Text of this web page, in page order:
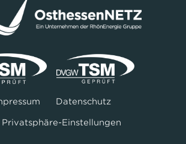
Datenschutz
Privatsphäre-Einstellungen